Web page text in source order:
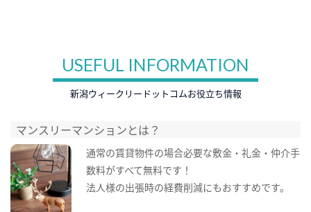
USEFUL INFORMATION
新潟ウィークリードットコムお役立ち情報
マンスリーマンションとは？
通常の賃貸物件の場合必要な敷金・礼金・仲介手
数料がすべて無料です！
法人様の出張時の経費削減にもおすすめです。